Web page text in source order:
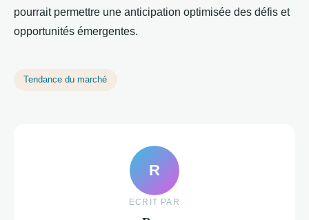
pourrait permettre une anticipation optimisée des défis et
opportunités émergentes.
Tendance du marché
R
ECRIT PAR